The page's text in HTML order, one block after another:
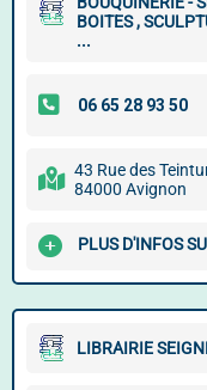
BOITES ,
...
43 Rue des
84000 Avignon
PLUS D'INFOS
LIBRAIRIE